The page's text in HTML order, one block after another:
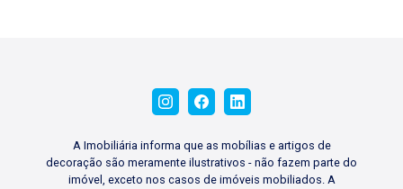
A Imobiliária informa que as mobílias e artigos de
decoração são meramente ilustrativos - não fazem parte do
imóvel, exceto nos casos de imóveis mobiliados. A